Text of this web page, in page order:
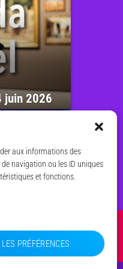
aux informations des
navigation ou les ID uniques
et fonctions.
PRÉFÉRENCES
share
email
juin 2026